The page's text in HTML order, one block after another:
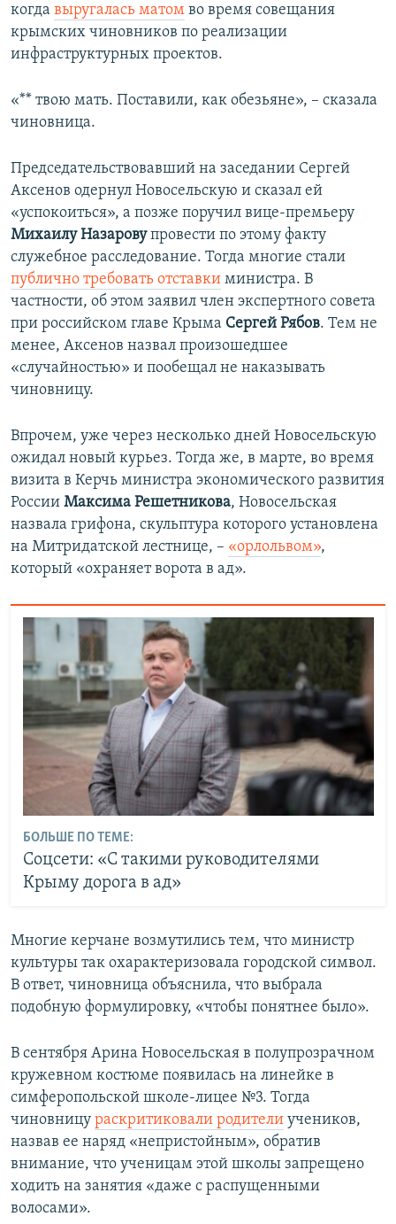
когда выругалась матом во время совещания
крымских чиновников по реализации
инфраструктурных проектов.
«** твою мать. Поставили, как обезьяне», – сказала
чиновница.
Председательствовавший на заседании Сергей
Аксенов одернул Новосельскую и сказал ей
«успокоиться», а позже поручил вице-премьеру
Михаилу Назаровупровести по этому факту
служебное расследование. Тогда многие стали
публично требовать отставки министра. В
частности, об этом заявил член экспертного совета
при российском главе Крыма Сергей Рябов. Тем не
менее, Аксенов назвал произошедшее
«случайностью» и пообещал не наказывать
чиновницу.
Впрочем, уже через несколько дней Новосельскую
ожидал новый курьез. Тогда же, в марте, во время
визита в Керчь министра экономического развития
России Максима Решетникова, Новосельская
назвала грифона, скульптура которого установлена
на Митридатской лестнице, – «орлольвом»,
который «охраняет ворота в ад».
БОЛЬШЕ ПО ТЕМЕ:
Соцсети: «С такими руководителями
Крыму дорога в ад»
Многие керчане возмутились тем, что министр
культуры так охарактеризовала городской символ.
В ответ, чиновница объяснила, что выбрала
подобную формулировку, «чтобы понятнее было».
В сентября Арина Новосельская в полупрозрачном
кружевном костюме появилась на линейке в
симферопольской школе-лицее №3. Тогда
чиновницу раскритиковали родители учеников,
назвав ее наряд «непристойным», обратив
внимание, что ученицам этой школы запрещено
ходить на занятия «даже с распущенными
волосами».